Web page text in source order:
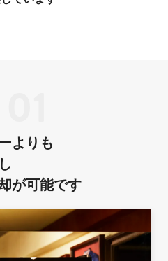
よりも
が可能です